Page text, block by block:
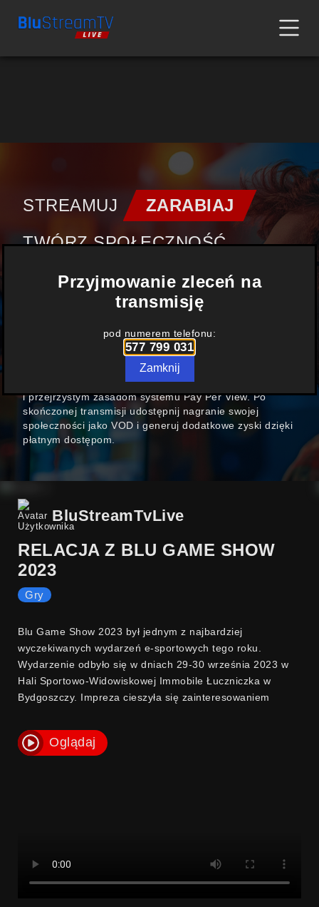
STREAMUJ
ZARABIAJ
TWÓRZ SPOŁECZNOŚĆ
FILMY |TRANSMISJE|
WYDARZENIA
W FORMULE
PAY PER VIEW
Nowoczesny polski portal streamingowy oferujący
możliwość prowadzenia transmisji online. Już dziś
możesz zarabiać na swoich transmisjach dzięki prostym
i przejrzystym zasadom systemu Pay Per View. Po
skończonej transmisji udostępnij nagranie swojej
społeczności jako VOD i generuj dodatkowe zyski dzięki
płatnym dostępom.
BluStreamTvLive
RELACJA Z BLU GAME SHOW
2023
Gry
Blu Game Show 2023 był jednym z najbardziej
wyczekiwanych wydarzeń e-sportowych tego roku.
Wydarzenie odbyło się w dniach 29-30 września 2023 w
Hali Sportowo-Widowiskowej Immobile Łuczniczka w
Bydgoszczy. Impreza cieszyła się zainteresowaniem
technologii. Wydarzenie uzyskało wsparcie od ważnych
instytucji, takich jak Ministerstwo Sportu i Turystyki,
Oglądaj
Przyjmowanie zleceń na
transmisję
pod numerem telefonu:
577 799 031
Zamknij